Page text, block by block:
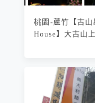
桃園-蘆竹【古
House】大古山